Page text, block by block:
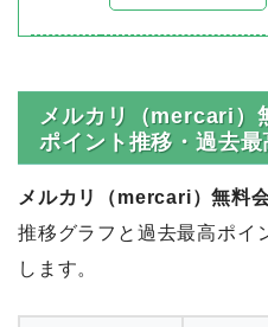
メルカリ（mercari）
ポイント推移・過去最
メルカリ（mercari）無料
推移グラフと過去最高ポイ
します。